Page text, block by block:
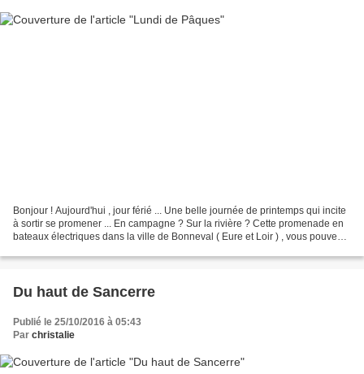
Bonjour ! Aujourd'hui , jour férié ... Une belle journée de printemps qui incite
à sortir se promener ... En campagne ? Sur la rivière ? Cette promenade en
bateaux électriques dans la ville de Bonneval ( Eure et Loir ) , vous pouvez
Du haut de Sancerre
Publié le 25/10/2016 à 05:43
Par christalie